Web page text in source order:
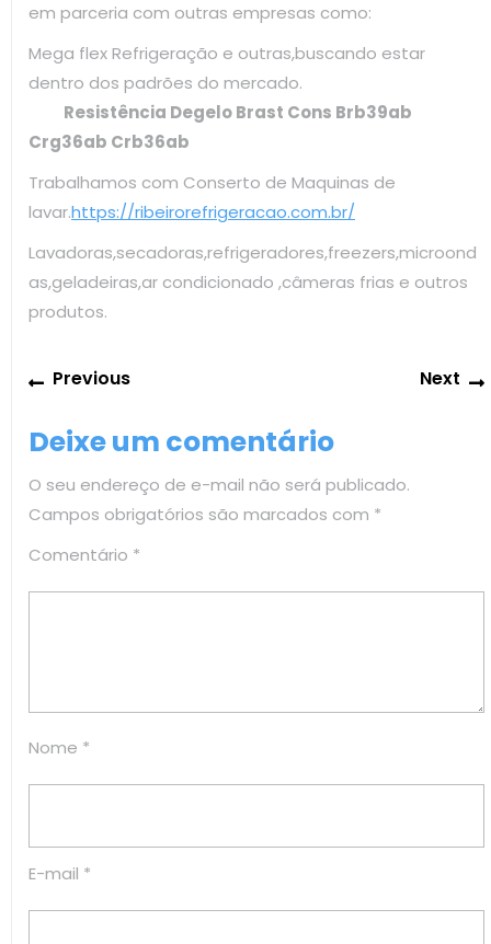
em parceria com outras empresas como:
Mega flex Refrigeração e outras,buscando estar
dentro dos padrões do mercado.
Resistência Degelo Brast Cons Brb39ab
Crg36ab Crb36ab
Trabalhamos com Conserto de Maquinas de
lavar.https://ribeirorefrigeracao.com.br/
Lavadoras,secadoras,refrigeradores,freezers,microond
as,geladeiras,ar condicionado ,câmeras frias e outros
produtos.
Navegação
de
Post
PreviousPrevious
Next
Deixe um comentário
O seu endereço de e-mail não será publicado.
Campos obrigatórios são marcados com *
Comentário *
Nome *
E-mail *